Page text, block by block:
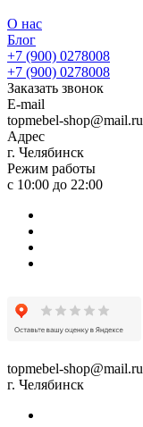
О нас
Блог
+7 (900) 0278008
+7 (900) 0278008
Заказать звонок
E-mail
topmebel-shop@mail.ru
Адрес
г. Челябинск
Режим работы
с 10:00 до 22:00
topmebel-shop@mail.ru
г. Челябинск